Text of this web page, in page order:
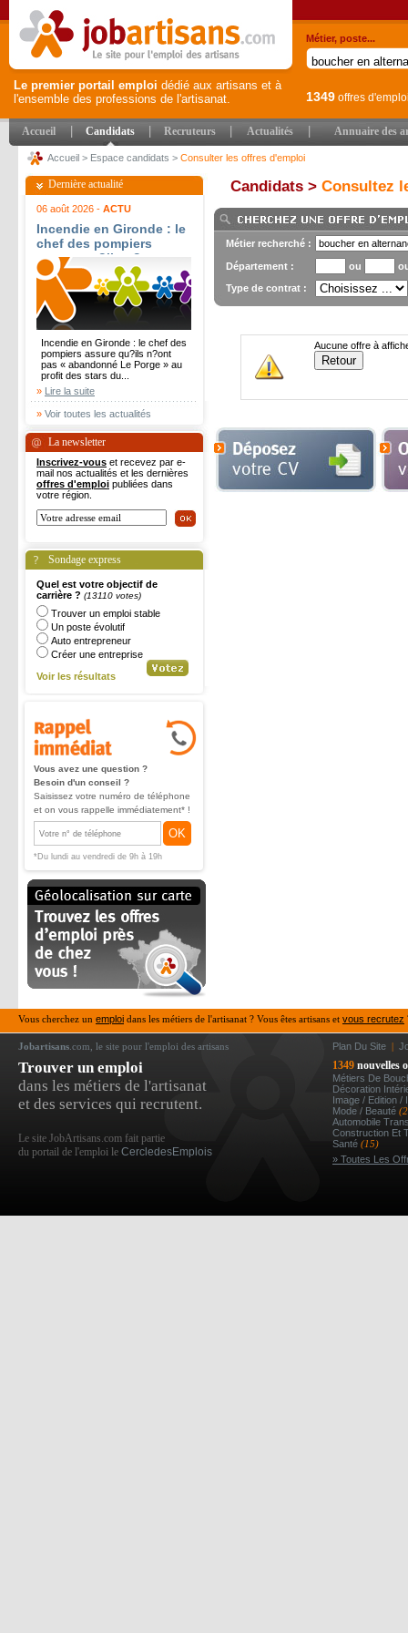
Le premier portail emploi dédié aux artisans et à
l'ensemble des professions de l'artisanat.
Métier, poste...
1349 offres
Accueil Candidats Recruteurs Actualités Annuaire des
Accueil > Espace candidats > Consulter les offres d'emploi
Dernière actualité
06 août 2026 - ACTU
Incendie en Gironde : le
chef des pompiers
assure qu?ils n?ont pas
« abandonné Le Porge »
au profit des stars du
Cap-Ferret - Le Parisien
Incendie en Gironde : le chef des
pompiers assure qu?ils n?ont
pas « abandonné Le Porge » au
profit des stars du...
» Lire la suite
» Voir toutes les actualités
La newsletter
Inscrivez-vous et recevez par e-
mail nos actualités et les dernières
offres d'emploi publiées dans
votre région.
Sondage express
Quel est votre objectif de
carrière ? (13110 votes)
Trouver un emploi stable
Un poste évolutif
Auto entrepreneur
Créer une entreprise
Voir les résultats
Vous avez une question ?
Besoin d'un conseil ?
Saisissez votre numéro de téléphone
et on vous rappelle immédiatement* !
OK
*Du lundi au vendredi de 9h à 19h
Candidats > Consultez
Métier recherché :
Département : ou
Type de contrat :
Aucune offre à
Vous cherchez un emploi dans les métiers de l'artisanat ? Vous êtes artisans et vous recrutez
Jobartisans .com, le site pour l'emploi des artisans Plan Du Site |
Trouver un emploi
dans les métiers de l'artisanat
et des services qui recrutent.
Le site JobArtisans.com fait partie
du portail de l'emploi le CercledesEmplois
1349 nouvelles
Métiers De
Décoration
Image / Edition /
Mode / Beauté
Automobile
Construction Et
Santé (15)
» Toutes Les